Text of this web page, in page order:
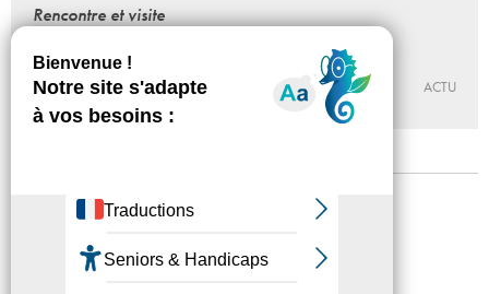
Rencontre et visite
13 - 02 - 2016, 16:00
CENTRE D’ART CONTEMPORAIN D’IVRY – LE CRÉDAC
ACTU
Accessibilité